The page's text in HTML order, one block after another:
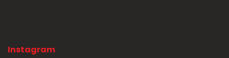
Instagram